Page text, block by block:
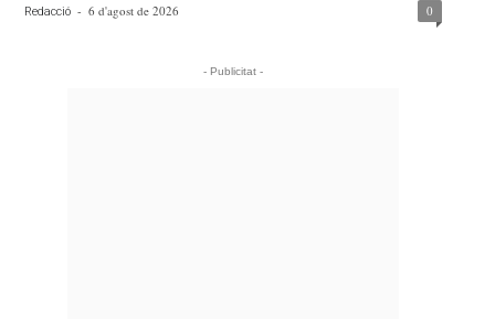
Redacció - 6 d'agost de 2026 0
- Publicitat -